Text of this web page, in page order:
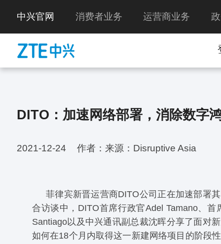
中兴官网 消费者业务 运营商业务
DITO：加速网络部署，消除数字
2021-12-24 作者：来源：Disruptive Asia
菲律宾新晋运营商DITO公司正在加速部署
合访谈中，DITO首席行政官Adel Tamano、首
Santiago以及中兴通讯副总裁沈晖分享了面对
如何在18个月内取得这一新建网络项目的阶段